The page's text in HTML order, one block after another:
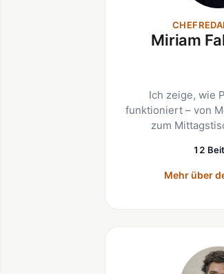
Miriam
Ich zeige, wie
funktioniert – von
zum
12
Mehr über